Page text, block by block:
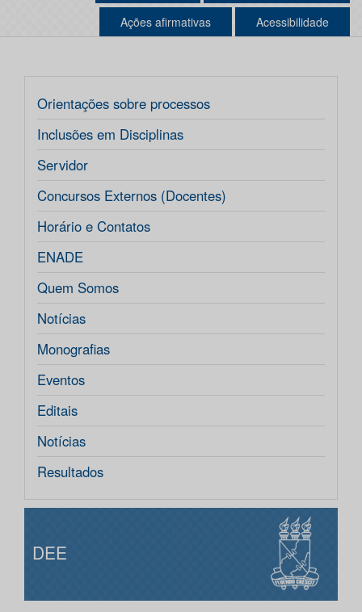
Ações afirmativas Acessibilidade
Orientações sobre processos
Inclusões em Disciplinas
Servidor
Concursos Externos (Docentes)
Horário e Contatos
ENADE
Quem Somos
Notícias
Monografias
Eventos
Editais
Notícias
Resultados
DEE